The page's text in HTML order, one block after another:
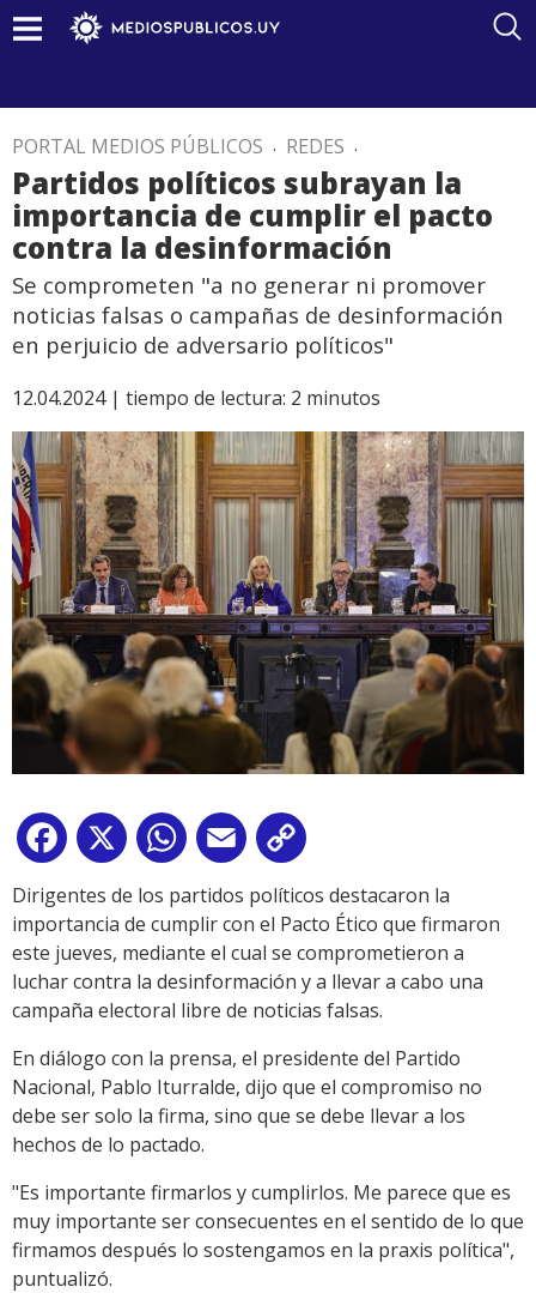
PORTAL MEDIOS PÚBLICOS . REDES .
Partidos políticos subrayan la
importancia de cumplir el pacto
contra la desinformación
Se comprometen "a no generar ni promover
noticias falsas o campañas de desinformación
en perjuicio de adversario políticos"
12.04.2024 | tiempo de lectura: 2 minutos
Facebook
X WhatsApp
Email
Link
Dirigentes de los partidos políticos destacaron la
importancia de cumplir con el Pacto Ético que firmaron
este jueves, mediante el cual se comprometieron a
luchar contra la desinformación y a llevar a cabo una
campaña electoral libre de noticias falsas.
En diálogo con la prensa, el presidente del Partido
Nacional, Pablo Iturralde, dijo que el compromiso no
debe ser solo la firma, sino que se debe llevar a los
hechos de lo pactado.
"Es importante firmarlos y cumplirlos. Me parece que es
muy importante ser consecuentes en el sentido de lo que
firmamos después lo sostengamos en la praxis política",
puntualizó.